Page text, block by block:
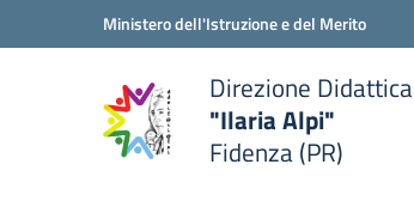
Vai ai contenuti
Vai al menu di navigazioneMinistero dell'Istruzione e del Merito
scuola
Direzione Didattica
"Ilaria Alpi"
Fidenza (PR)